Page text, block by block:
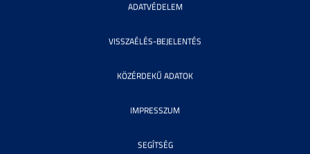
ADATVÉDELEM
VISSZAÉLÉS-BEJELENTÉS
KÖZÉRDEKŰ ADATOK
IMPRESSZUM
SEGÍTSÉG